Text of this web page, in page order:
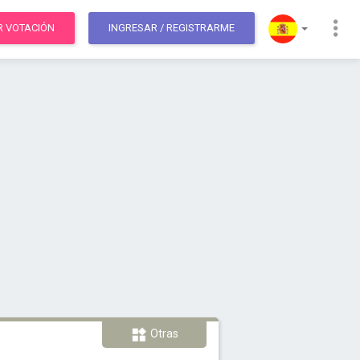
VOTACIÓN INGRESAR / REGISTRARME
Otras